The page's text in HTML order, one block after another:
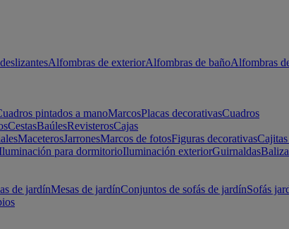
Alfombras de exteriorAlfombras de bañoAlfombras
pintados a manoMarcosPlacas decorativasCuadros
CestasBaúlesRevisterosCajas
MaceterosJarronesMarcos de fotosFiguras decorativas
para dormitorioIluminación exteriorGuirnaldas
de jardínMesas de jardínConjuntos de sofás de jardínSofás